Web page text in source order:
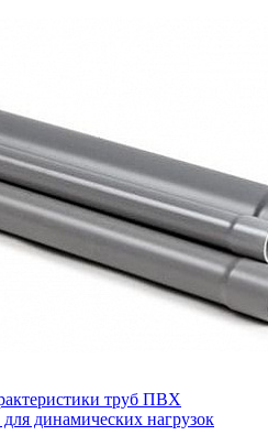
труб ПВХ
динамических нагрузок